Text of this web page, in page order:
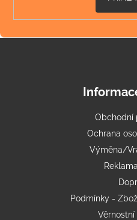
Obchodní
Ochrana
Výměna/
Podmínky -